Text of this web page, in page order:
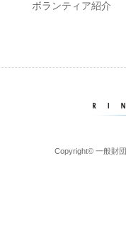
ボランティア紹介
Copyright© 一般財